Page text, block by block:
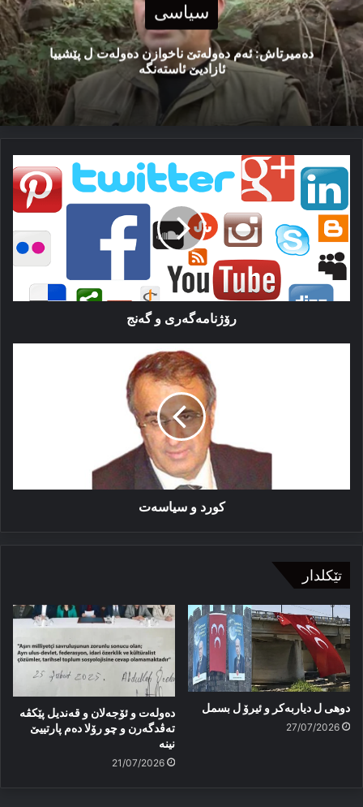
سیاسی
دەمیرتاش: ئەم دەولەتێ ناخوازن دەولەت ل پێشییا
ئازادیێ ئاستەنگە
رۆژنامەگەری
و
گەنج
رۆژنامەگەری و گەنج
کورد و سیاسه‌ت
تێکلدار
دوهی ل دیاربەکر و ئیرۆ ل بسمل
27/07/2026
دەولەت و ئۆجەلان و قەندیل پێکڤە
تەڤدگەرن و چو رۆلا دەم پارتییێ
نینە
21/07/2026